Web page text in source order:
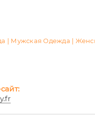
| Мужская Одежда |